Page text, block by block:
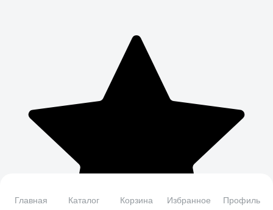
Главная Каталог Корзина Избранное Профиль